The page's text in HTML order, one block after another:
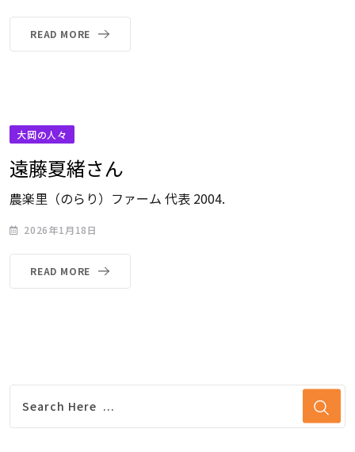
READ MORE
大岡の人々
遠藤夏緒さん
農楽里（のらり）ファーム 代表 2004.
2026年1月18日
READ MORE